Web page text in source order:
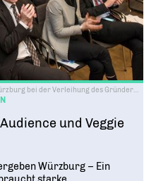
Volles Haus im Novum Businesscenter in Würzburg bei der Verleihung des Gründerpreises Mainfranken. Foto: Katrin Heyer Photographie
und Veggie
Würzburg – Ein